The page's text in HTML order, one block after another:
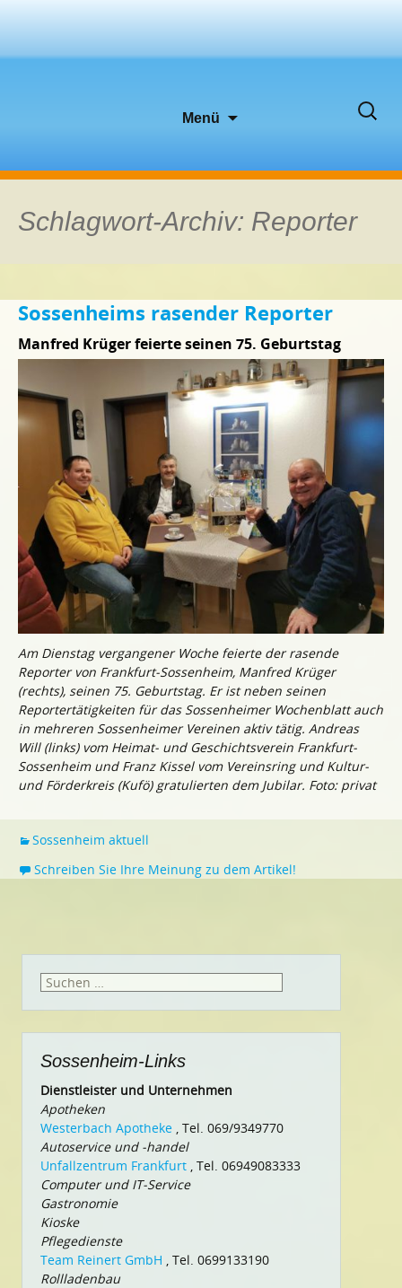
Menü
Suchen
Schlagwort-Archiv: Reporter
Sossenheims rasender Reporter
Manfred Krüger feierte seinen 75. Geburtstag
Am Dienstag vergangener Woche feierte der rasende
Reporter von Frankfurt-Sossenheim, Manfred Krüger
(rechts), seinen 75. Geburtstag. Er ist neben seinen
Reportertätigkeiten für das Sossenheimer Wochenblatt auch
in mehreren Sossenheimer Vereinen aktiv tätig. Andreas
Will (links) vom Heimat- und Geschichtsverein Frankfurt-
Sossenheim und Franz Kissel vom Vereinsring und Kultur-
und Förderkreis (Kufö) gratulierten dem Jubilar. Foto: privat
Sossenheim aktuell
Schreiben Sie Ihre Meinung zu dem Artikel!
Suchen
Sossenheim-Links
Dienstleister und Unternehmen
Apotheken
Westerbach Apotheke , Tel. 069/9349770
Autoservice und -handel
Unfallzentrum Frankfurt , Tel. 06949083333
Computer und IT-Service
Gastronomie
Kioske
Pflegedienste
Team Reinert GmbH , Tel. 0699133190
Rollladenbau